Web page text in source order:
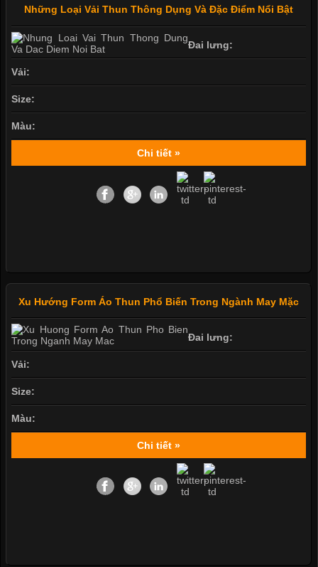
Những Loại Vải Thun Thông Dụng Và Đặc Điểm Nổi Bật
Đai lưng:
Vải:
Size:
Màu:
Chi tiết »
Xu Hướng Form Áo Thun Phổ Biến Trong Ngành May Mặc
Đai lưng:
Vải:
Size:
Màu:
Chi tiết »